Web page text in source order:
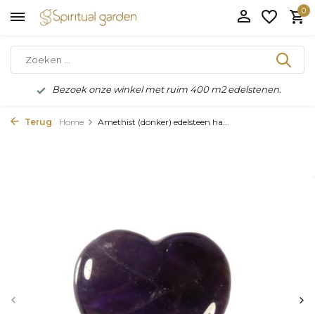
0
Bezoek onze winkel met ruim 400 m2 edelstenen.
Terug Home Amethist (donker) edelsteen ha...